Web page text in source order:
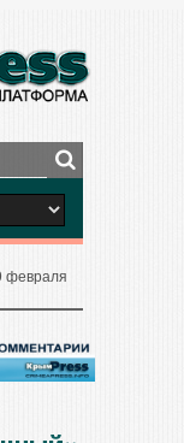
февраля